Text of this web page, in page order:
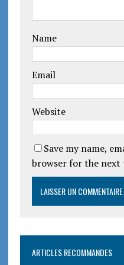
Name
Email
Website
Save my name,
browser for the next
ARTICLES RECOMMANDES